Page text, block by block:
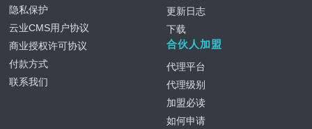
隐私保护
云业CMS用户协议
商业授权许可协议
付款方式
联系我们
更新日志
下载
合伙人加盟
代理平台
代理级别
加盟必读
如何申请